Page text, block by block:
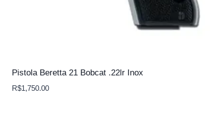
Pistola Beretta 21 Bobcat .22lr Inox
R$1,750.00